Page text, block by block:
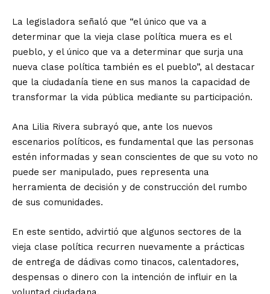
La legisladora señaló que “el único que va a
determinar que la vieja clase política muera es el
pueblo, y el único que va a determinar que surja una
nueva clase política también es el pueblo”, al destacar
que la ciudadanía tiene en sus manos la capacidad de
transformar la vida pública mediante su participación.
Ana Lilia Rivera subrayó que, ante los nuevos
escenarios políticos, es fundamental que las personas
estén informadas y sean conscientes de que su voto no
puede ser manipulado, pues representa una
herramienta de decisión y de construcción del rumbo
de sus comunidades.
En este sentido, advirtió que algunos sectores de la
vieja clase política recurren nuevamente a prácticas
de entrega de dádivas como tinacos, calentadores,
despensas o dinero con la intención de influir en la